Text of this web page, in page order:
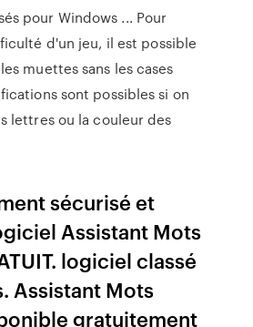
pour Windows ... Pour
d'un jeu, il est possible
muettes sans les cases
sont possibles si on
lettres ou la couleur des
sécurisé et
Assistant Mots
logiciel classé
Assistant Mots
gratuitement